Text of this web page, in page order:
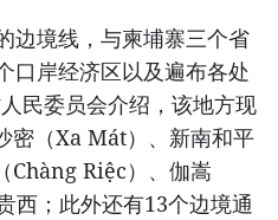
边境线，与柬埔寨三个省
口岸经济区以及遍布各处
民委员会介绍，该地方现
密（Xa Mát）、新南和平
Chàng Riệc）、伽嵩
西；此外还有13个边境通